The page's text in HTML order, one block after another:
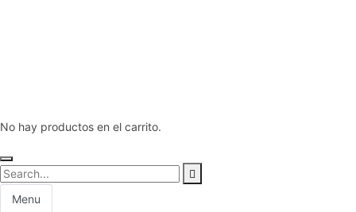
No hay productos en el carrito.
Menu